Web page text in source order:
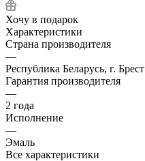
Хочу в подарок
Характеристики
Страна производителя
—
Республика Беларусь, г. Брест
Гарантия производителя
—
2 года
Исполнение
—
Эмаль
Все характеристики